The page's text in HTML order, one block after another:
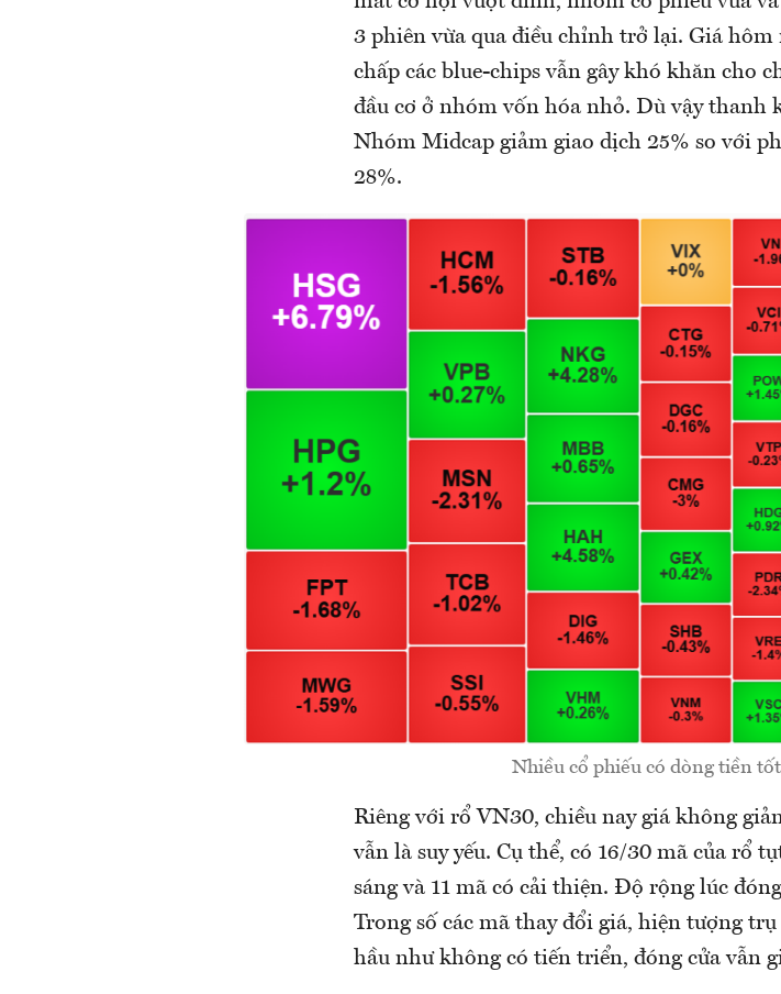
3 phiên vừa qua điều chỉnh trở lại. Giá
chấp các blue-chips vẫn gây khó khăn cho
đầu cơ ở nhóm vốn hóa nhỏ. Dù vậy thanh
Nhóm Midcap giảm giao dịch 25% so với
28%.
Nhiều cổ phiếu có dòng tiền
Riêng với rổ VN30, chiều nay giá không
vẫn là suy yếu. Cụ thể, có 16/30 mã của rổ
sáng và 11 mã có cải thiện. Độ rộng lúc
Trong số các mã thay đổi giá, hiện tượng
hầu như không có tiến triển, đóng cửa vẫn